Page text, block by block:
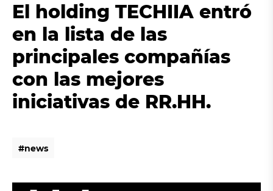
El holding TECHIIA entró
en la lista de las
principales compañías
con las mejores
iniciativas de RR.HH.
#news